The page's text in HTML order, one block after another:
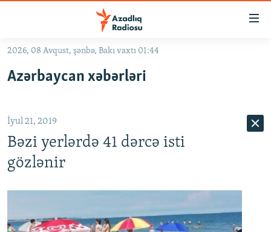
Əsas
qayıt
qayıt
Axtarışa
#ƏSLINDƏ
FƏRQƏ BAX
QANUNI DOĞRU
MULTIMEDIA
2026, 08 Avqust, şənbə, Bakı vaxtı 01:44
Azərbaycan xəbərləri
İyul 21, 2019
Bəzi yerlərdə 41 dərcə isti
gözlənir